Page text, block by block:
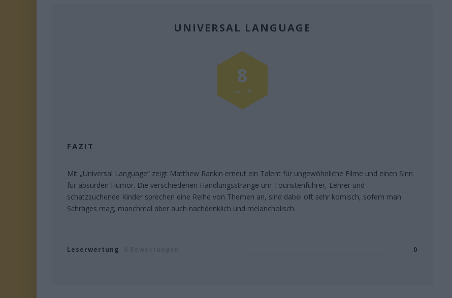
UNIVERSAL LANGUAGE
FAZIT
Mit „Universal Language“ zeigt Matthew Rankin erneut ein Talent für ungewöhnliche Filme und einen Sinn
für absurden Humor. Die verschiedenen Handlungsstränge um Touristenführer, Lehrer und
schatzsuchende Kinder sprechen eine Reihe von Themen an, sind dabei oft sehr komisch, sofern man
Schräges mag, manchmal aber auch nachdenklich und melancholisch.
Leserwertung 0
8
von 10